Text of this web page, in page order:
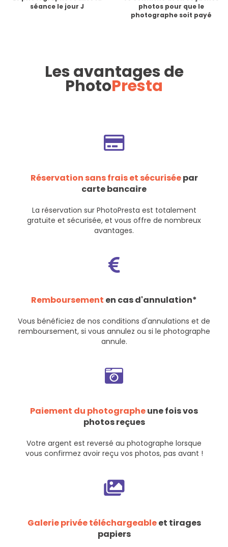
séance le jour J
photos pour que le
photographe soit payé
Les avantages de
PhotoPresta
Réservation sans frais et sécuriséepar
carte bancaire
La réservation sur PhotoPresta est totalement
gratuite et sécurisée, et vous offre de nombreux
avantages.
Remboursement en cas d'annulation*
Vous bénéficiez de nos conditions d'annulations et de
remboursement, si vous annulez ou si le photographe
annule.
Paiement du photographeune fois vos
photos reçues
Votre argent est reversé au photographe lorsque
vous confirmez avoir reçu vos photos, pas avant !
Galerie privée téléchargeableet tirages
papiers